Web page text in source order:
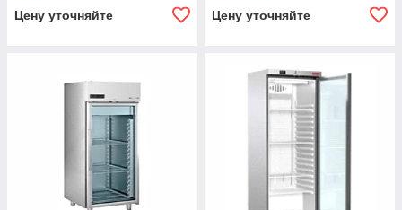
Цену уточняйте Цену уточняйте